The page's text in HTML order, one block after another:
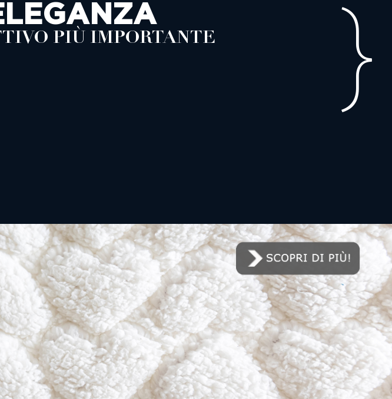
PIÙ IMPORTANTE }